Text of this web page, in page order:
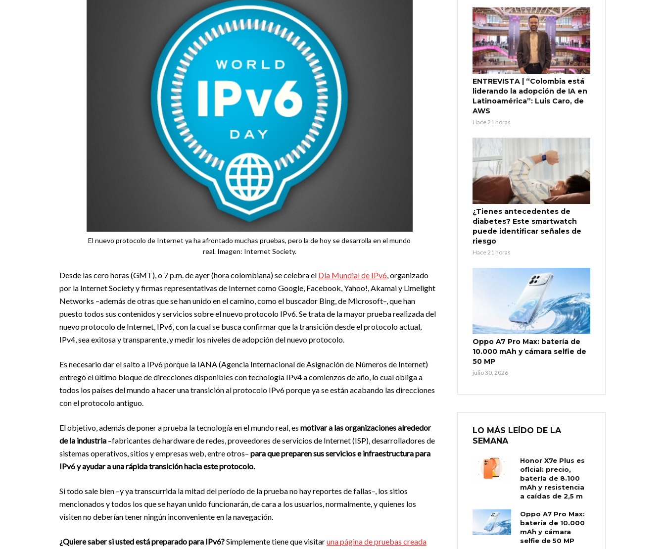
El nuevo protocolo de Internet ya ha afrontado muchas pruebas, pero la de hoy se desarrolla en el mundo
real. Imagen: Internet Society.
Desde las cero horas (GMT), o 7 p.m. de ayer (hora colombiana) se celebra el Día Mundial de IPv6, organizado
por la Internet Society y firmas representativas de Internet como Google, Facebook, Yahoo!, Akamai y Limelight
Networks –además de otras que se han unido en el camino, como el buscador Bing, de Microsoft–, que han
puesto todos sus contenidos y servicios sobre el nuevo protocolo IPv6. Se trata de la mayor prueba realizada del
nuevo protocolo de Internet, IPv6, con la cual se busca confirmar que la transición desde el protocolo actual,
IPv4, sea exitosa y transparente, y medir los niveles de adopción del nuevo protocolo.
Es necesario dar el salto a IPv6 porque la IANA (Agencia Internacional de Asignación de Números de Internet)
entregó el último bloque de direcciones disponibles con tecnología IPv4 a comienzos de año, lo cual obliga a
todos los países del mundo a hacer una transición al protocolo IPv6 porque ya se están acabando las direcciones
con el protocolo antiguo.
El objetivo, además de poner a prueba la tecnología en el mundo real, es motivar a las organizaciones alrededor
de la industria –fabricantes de hardware de redes, proveedores de servicios de Internet (ISP), desarrolladores de
sistemas operativos, sitios y empresas web, entre otros– para que preparen sus servicios e infraestructura para
IPv6 y ayudar a una rápida transición hacia este protocolo.
Si todo sale bien –y ya transcurrida la mitad del período de la prueba no hay reportes de fallas–, los sitios
mencionados y todos los que se hayan unido funcionarán, de cara a los usuarios, normalmente, y quienes los
visiten no deberían tener ningún inconveniente en la navegación.
¿Quiere saber si usted está preparado para IPv6?Simplemente tiene que visitaruna página de pruebas creada
ENTREVISTA | “Colombia está
liderando la adopción de IA en
Latinoamérica”: Luis Caro, de
AWS
Hace 21 horas
¿Tienes antecedentes de
diabetes? Este smartwatch
puede identificar señales de
riesgo
Hace 21 horas
Oppo A7 Pro Max: batería de
10.000 mAh y cámara selfie de
50 MP
julio 30, 2026
LO MÁS LEÍDO DE LA
SEMANA
Honor X7e Plus es
oficial: precio,
batería de 8.100
mAh y resistencia
a caídas de 2,5 m
Oppo A7 Pro Max:
batería de 10.000
mAh y cámara
selfie de 50 MP